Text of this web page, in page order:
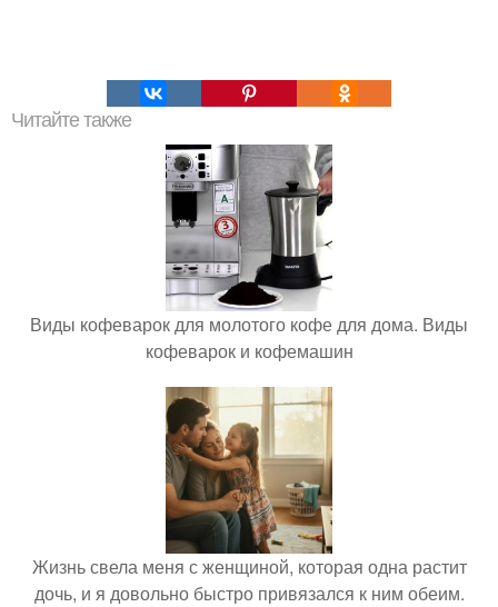
Читайте также
Виды кофеварок для молотого кофе для дома. Виды
кофеварок и кофемашин
Жизнь свела меня с женщиной, которая одна растит
дочь, и я довольно быстро привязался к ним обеим.